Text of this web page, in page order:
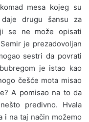
mesa kojeg su
drugu šansu za
se ne može opisati
je prezadovoljan
sestri da povrati
je istao kao
češće mota misao
A pomisao na to da
predivno. Hvala
i na taj način možemo